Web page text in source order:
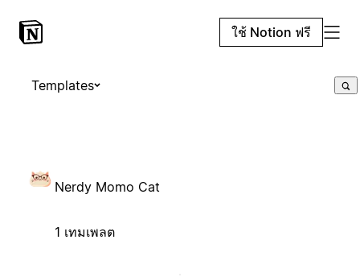
ใช้ Notion ฟรี
Templates
Nerdy Momo Cat
1 เทมเพลต